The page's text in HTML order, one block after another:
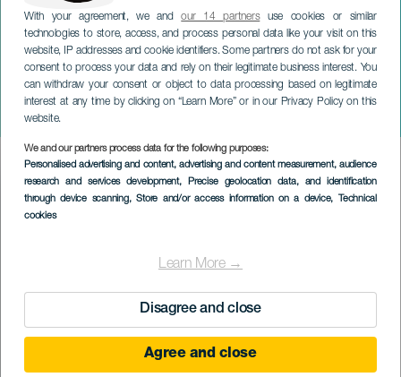
With your agreement, we andour 14 partnersuse cookies or similar
technologies to store, access, and process personal data like your visit on this
website, IP addresses and cookie identifiers. Some partners do not ask for your
consent to process your data and rely on their legitimate business interest. You
can withdraw your consent or object to data processing based on legitimate
interest at any time by clicking on “Learn More” or in our Privacy Policy on this
website.
We and our partners process data for the following purposes:
Personalised advertising and content, advertising and content measurement, audience
research and services development, Precise geolocation data, and identification
through device scanning, Store and/or access information on a device, Technical
cookies
Learn More →
Disagree and close
Agree and close
Mamá Noelia. Maspalomas
GRAN CANARIA
Imagen
Listado